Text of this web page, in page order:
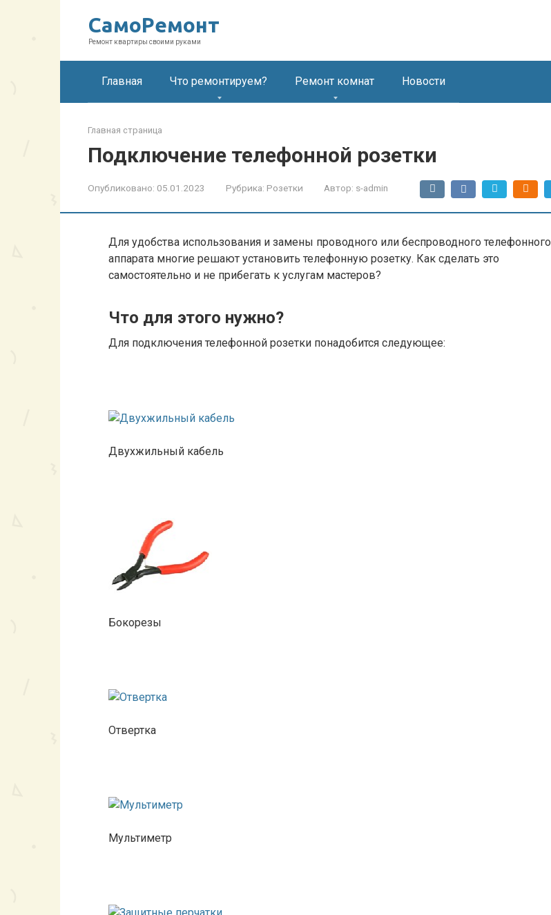
СамоРемонт
Ремонт квартиры своими руками
Главная Что ремонтируем? Ремонт комнат Новости
Главная страница
Подключение телефонной розетки
Опубликовано: 05.01.2023 Рубрика: Розетки Автор: s-admin
Для удобства использования и замены проводного или беспроводного телефонного
аппарата многие решают установить телефонную розетку. Как сделать это
самостоятельно и не прибегать к услугам мастеров?
Что для этого нужно?
Для подключения телефонной розетки понадобится следующее:
Двухжильный кабель
Бокорезы
Отвертка
Мультиметр